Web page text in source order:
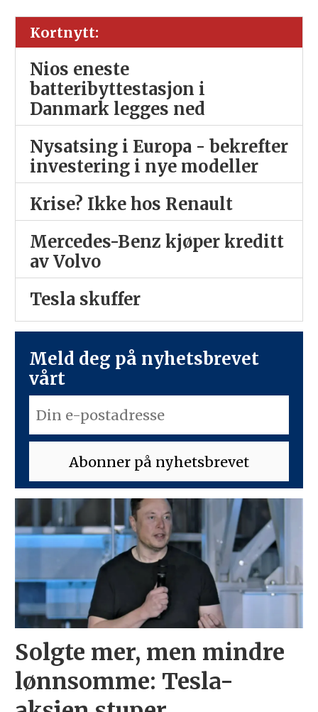
Kortnytt:
Nios eneste
batteribyttestasjon i
Danmark legges ned
Nysatsing i Europa - bekrefter
investering i nye modeller
Krise? Ikke hos Renault
Mercedes-Benz kjøper kreditt
av Volvo
Tesla skuffer
Meld deg på nyhetsbrevet
vårt
Solgte mer, men mindre
lønnsomme: Tesla-